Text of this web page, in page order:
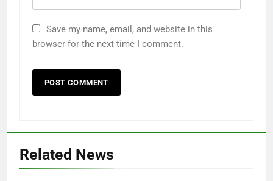
Save my name, email, and website in this
browser for the next time I comment.
Related News